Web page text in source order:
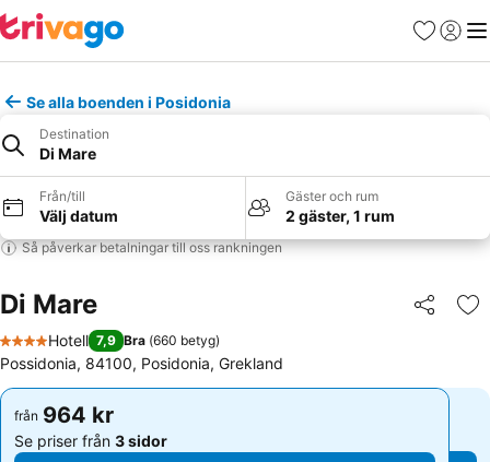
Favoriter
Logga
Se alla boenden i Posidonia
Destination
Di Mare
Från/till
Välj datum
Gäster och rum
2 gäster, 1 rum
Så påverkar betalningar till oss rankningen
Di Mare Dela
4 Stjärnor
Hotell 7,9 Bra (660 betyg)
Possidonia, 84100, Posidonia, Grekland
från 964 kr
Se priser från 3 sidor
från 964 kr
Se priser från 3 sidor